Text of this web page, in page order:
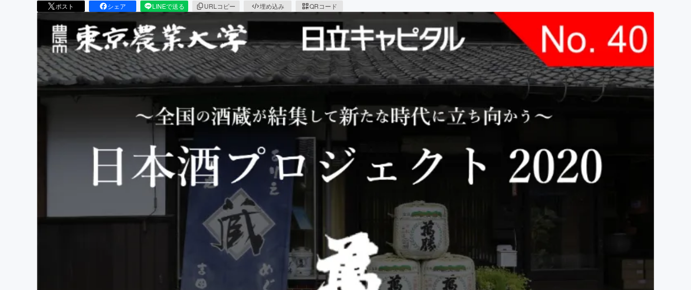
ポスト シェア LINEで送る URLコピー 埋め込み QRコード